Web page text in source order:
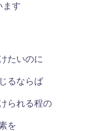
ます
たいのに
るならば
られる程の
を